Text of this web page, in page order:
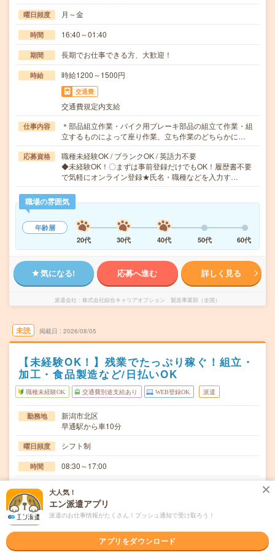
曜日頻度 月～金
時間 16:40～01:40
期間 長期でお仕事できる方、大歓迎！
時給 時給1200～1500円
交通費
交通費規定内支給
仕事内容
＊部品組立作業・バイク用ブレーキ部品の組立て作業・組
立するものによって座り作業、立ち作業のどちらかに…
応募資格
職種未経験OK / ブランクOK / 英語力不要
◆未経験OK！〇まずは事前登録だけでもOK！履歴書不要
で気軽にオンライン登録★氏名・職種などを入力す…
職場の雰囲気
年齢層
20代
30代 40代 50代 60代
気になる! 応募へ進む 詳しく見る
派遣会社 株式会社綜合キャリアオプション 製造事業部（全国）
未読 掲載日 2026/08/05
【未経験OK！】残業でたっぷり稼ぐ！組立・
加工・食品製造など/日払いOK
職種未経験OK 交通費別途支給あり WEB登録OK 派遣
勤務地
新潟市北区
早通駅から車10分
曜日頻度 シフト制
時間 08:30～17:00
期間
時給 時給1200円
交通費規定内支給
大人気！
エン派遣アプリ
派遣のお仕事情報がたくさん！プッシュ通知で受け取ろう！
アプリをダウンロード